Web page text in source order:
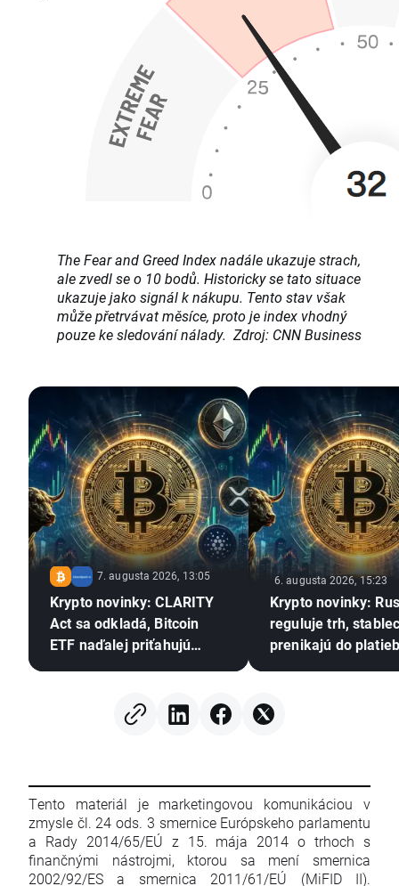
The Fear and Greed Index nadále ukazuje strach,
ale zvedl se o 10 bodů. Historicky se tato situace
ukazuje jako signál k nákupu. Tento stav však
může přetrvávat měsíce, proto je index vhodný
pouze ke sledování nálady. Zdroj: CNN Business
7. augusta 2026, 13:05
Krypto novinky: CLARITY
Act sa odkladá, Bitcoin
ETF naďalej priťahujú
6. augusta 2026, 15:23
Krypto novinky:
reguluje trh,
prenikajú do
Tento materiál je marketingovou komunikáciou v
zmysle čl. 24 ods. 3 smernice Európskeho parlamentu
a Rady 2014/65/EÚ z 15. mája 2014 o trhoch s
finančnými nástrojmi, ktorou sa mení smernica
2002/92/ES a smernica 2011/61/EÚ (MiFID II).